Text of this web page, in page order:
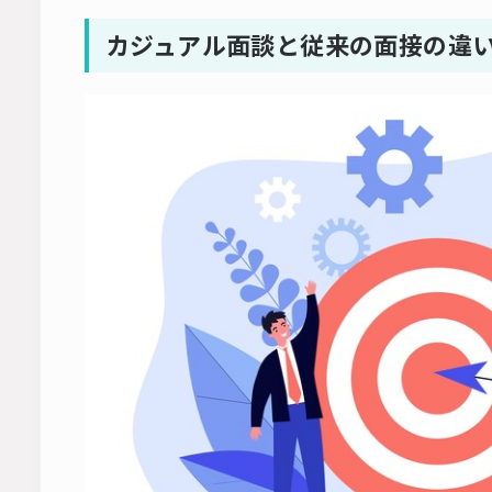
カジュアル面談と従来の面接の違